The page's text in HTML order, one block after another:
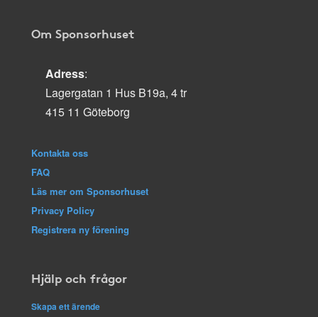
Om Sponsorhuset
Adress:
Lagergatan 1 Hus B19a, 4 tr
415 11 Göteborg
Kontakta oss
FAQ
Läs mer om Sponsorhuset
Privacy Policy
Registrera ny förening
Hjälp och frågor
Skapa ett ärende